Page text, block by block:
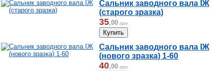
Сальник заводного вала ІЖ
(старого зразка)
35,00 грн.
Сальник заводного вала ІЖ
(нового зразка) 1-60
40,00 грн.